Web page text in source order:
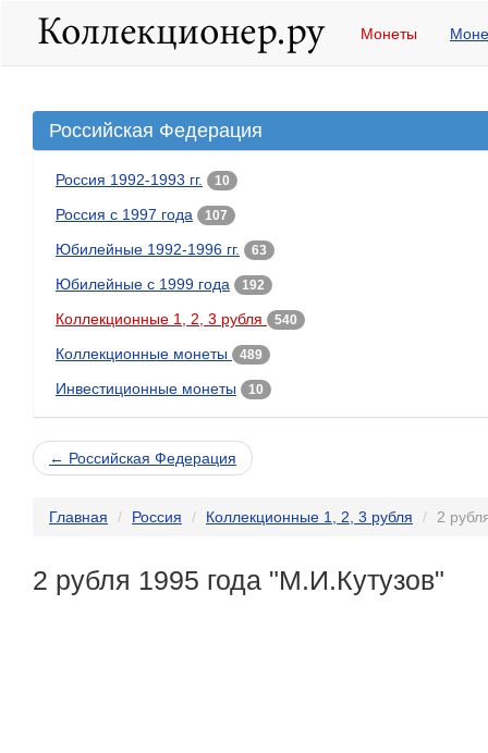
Монеты
Российская Федерация
Россия 1992-1993 гг. 10
Россия с 1997 года 107
Юбилейные 1992-1996 гг. 63
Юбилейные с 1999 года 192
Коллекционные 1, 2, 3 рубля 540
Коллекционные монеты 489
Инвестиционные монеты 10
← Российская Федерация
Главная Россия Коллекционные 1, 2, 3 рубля 2
2 рубля 1995 года "М.И.Кутузов"